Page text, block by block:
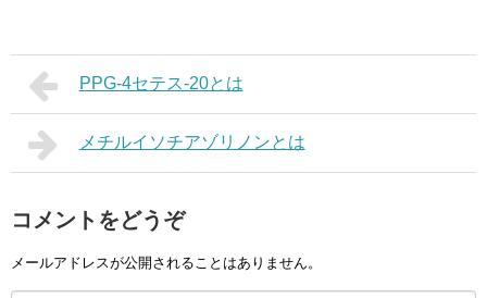
PPG-4セテス-20とは
メチルイソチアゾリノンとは
コメントをどうぞ
メールアドレスが公開されることはありません。